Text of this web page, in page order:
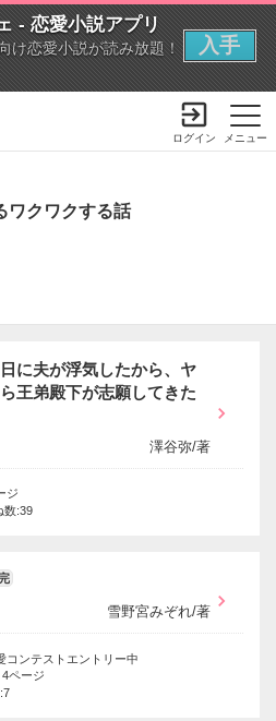
- 恋愛小説アプリ
け恋愛小説が読み放題！
入手
メニュー
ログイン
ワクワクする話
に夫が浮気したから、ヤ
王弟殿下が志願してきた
澤谷弥/著
ジ
数:39
雪野宮みぞれ/著
コンテストエントリー中
ページ